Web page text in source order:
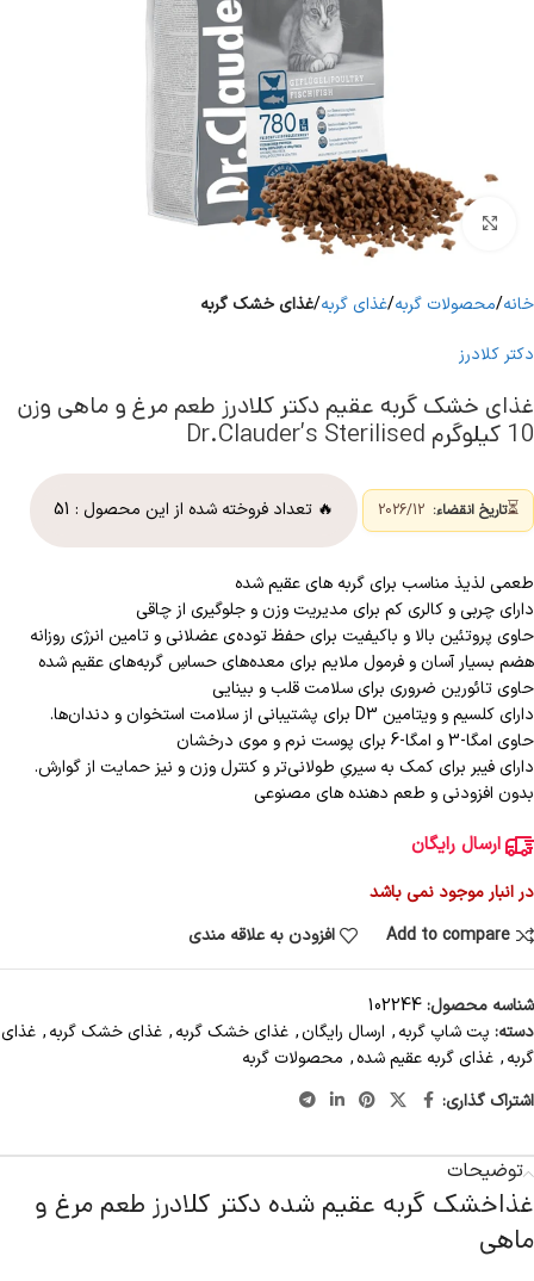
برای بزرگنمایی کلیک کنید
خانه محصولات گربه غذای گربه غذای خشک گربه
دکتر کلادرز
غذای خشک گربه عقیم دکتر کلادرز طعم مرغ و ماهی وزن
10 کیلوگرم Dr.Clauder’s Sterilised
⏳تاریخ انقضاء: 🔥 تعداد فروخته شده از این محصول : 51
طعمی لذیذ مناسب برای گربه های عقیم شده
دارای چربی و کالری کم برای مدیریت وزن و جلوگیری از چاقی
حاوی پروتئین بالا و باکیفیت برای حفظ توده‌ی عضلانی و تامین انرژی روزانه
هضم بسیار آسان و فرمول ملایم برای معده‌های حساسِ گربه‌های عقیم شده
حاوی تائورین ضروری برای سلامت قلب و بینایی
دارای کلسیم و ویتامین D3 برای پشتیبانی از سلامت استخوان‌ و دندان‌ها.
حاوی امگا-3 و امگا-6 برای پوست نرم و موی درخشان
دارای فیبر برای کمک به سیریِ طولانی‌تر و کنترل وزن و نیز حمایت از گوارش.
بدون افزودنی‌ و طعم دهنده های مصنوعی
ارسال رایگان
در انبار موجود نمی باشد
Add to compare
افزودن به علاقه مندی
شناسه محصول:102244
دسته: پت شاپ گربه, ارسال رایگان, غذای خشک گربه, غذای خشک گربه, غذای
گربه, غذای گربه عقیم شده, محصولات گربه
اشتراک گذاری:
توضیحات
غذاخشک گربه عقیم شده دکتر کلادرز طعم مرغ و
ماهی